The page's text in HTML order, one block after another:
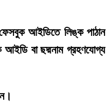
আইডিতে লিঙ্ক পাঠান
বা ছদ্মনাম গ্রহণযোগ্য